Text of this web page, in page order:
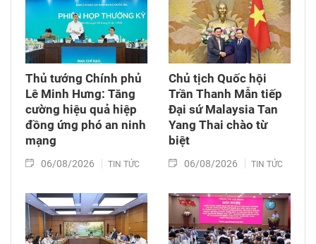
Thủ tướng Chính phủ
Lê Minh Hưng: Tăng
cường hiệu quả hiệp
đồng ứng phó an ninh
mạng
06/08/2026 TIN TỨC
Chủ tịch Quốc hội
Trần Thanh Mẫn tiếp
Đại sứ Malaysia Tan
Yang Thai chào từ
biệt
06/08/2026 TIN TỨC